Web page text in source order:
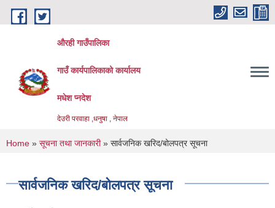
Skip to main content
औरही गाउँपालिका
गाउँ कार्यपालिकाको कार्यालय
मधेश प्नदेश
देउरी परवाहा ,धनुषा , नेपाल
You are here
Home » सूचना तथा जानकारी» सार्वजनिक खरिद/बोलपत्र सूचना
सार्वजनिक खरिद/बोलपत्र सूचना